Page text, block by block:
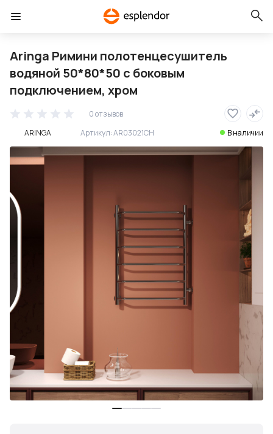
Aringa Римини полотенцесушитель
водяной 50*80*50 с боковым
подключением, хром
0 отзывов
ARINGA
Артикул:AR03021CH В наличии